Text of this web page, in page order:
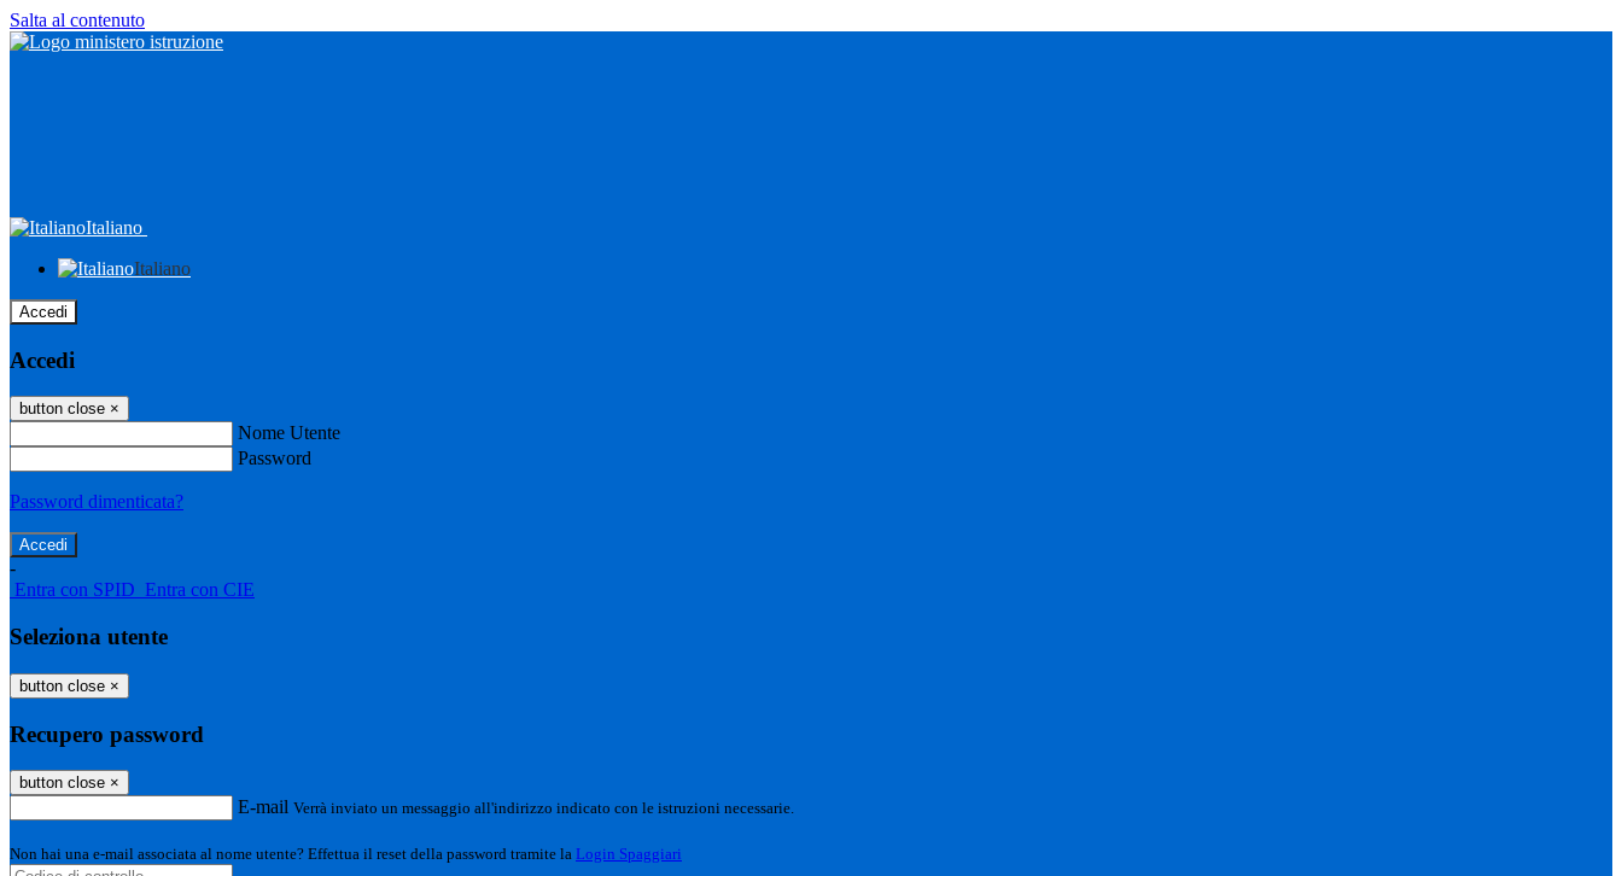
Salta al contenuto
Italiano
Italiano
Accedi
Accedi
button close ×
Nome Utente
Password
Password dimenticata?
-
Entra con SPID Entra con CIE
Seleziona utente
button close ×
Recupero password
button close ×
E-mail Verrà inviato un messaggio all'indirizzo indicato con le istruzioni necessarie.
Non hai una e-mail associata al nome utente? Effettua il reset della password tramite la Login Spaggiari